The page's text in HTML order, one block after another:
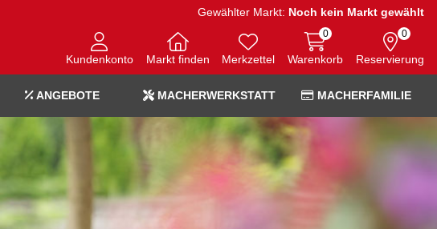
Gewählter Markt: Noch kein Markt gewählt
Kundenkonto Markt finden Merkzettel Warenkorb
0
Reservierung
0
ANGEBOTE MACHERWERKSTATT MACHERFAMILIE